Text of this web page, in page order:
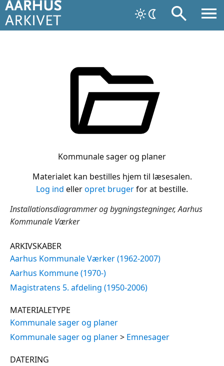
Kommunale sager og planer
Materialet kan bestilles hjem til læsesalen.
Log ind elleropret brugerfor at bestille.
Installationsdiagrammer og bygningstegninger, Aarhus
Kommunale Værker
ARKIVSKABER
Aarhus Kommunale Værker (1962-2007)
Aarhus Kommune (1970-)
Magistratens 5. afdeling (1950-2006)
MATERIALETYPE
Kommunale sager og planer
Kommunale sager og planer> Emnesager
DATERING